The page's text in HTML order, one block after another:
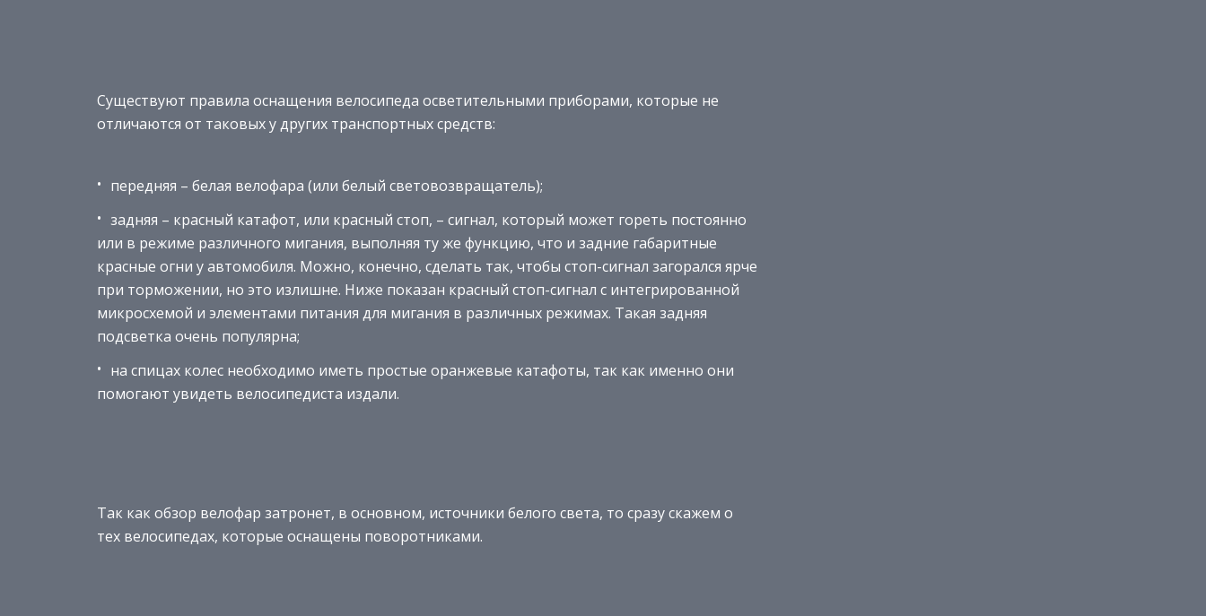
Существуют правила оснащения велосипеда осветительными приборами, которые не
отличаются от таковых у других транспортных средств:
передняя – белая велофара (или белый световозвращатель);
задняя – красный катафот, или красный стоп, – сигнал, который может гореть постоянно
или в режиме различного мигания, выполняя ту же функцию, что и задние габаритные
красные огни у автомобиля. Можно, конечно, сделать так, чтобы стоп-сигнал загорался ярче
при торможении, но это излишне. Ниже показан красный стоп-сигнал с интегрированной
микросхемой и элементами питания для мигания в различных режимах. Такая задняя
подсветка очень популярна;
на спицах колес необходимо иметь простые оранжевые катафоты, так как именно они
помогают увидеть велосипедиста издали.
Так как обзор велофар затронет, в основном, источники белого света, то сразу скажем о
тех велосипедах, которые оснащены поворотниками.